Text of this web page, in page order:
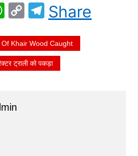
W
at
s
A
p
C
p
y
Li
T
el
e
gr
a
Share
Khair Wood Caught
ट्राली को पकड़ा